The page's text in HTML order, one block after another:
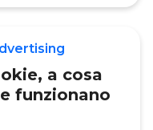
Infatti,
la gestione
e
a cosa
funzionano